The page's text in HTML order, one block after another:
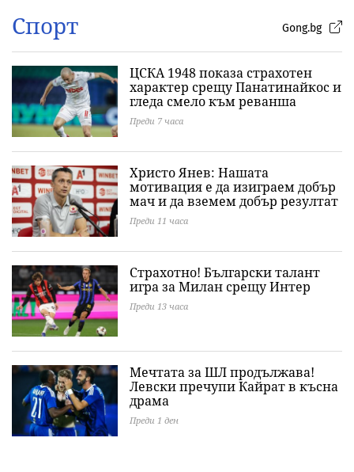
Спорт Gong.bg
ЦСКА 1948 показа страхотен
характер срещу Панатинайкос и
гледа смело към реванша
Преди 7 часа
Христо Янев: Нашата
мотивация е да изиграем добър
мач и да вземем добър резултат
Преди 11 часа
Страхотно! Български талант
игра за Милан срещу Интер
Преди 13 часа
Мечтата за ШЛ продължава!
Левски пречупи Кайрат в късна
драма
Преди 1 ден